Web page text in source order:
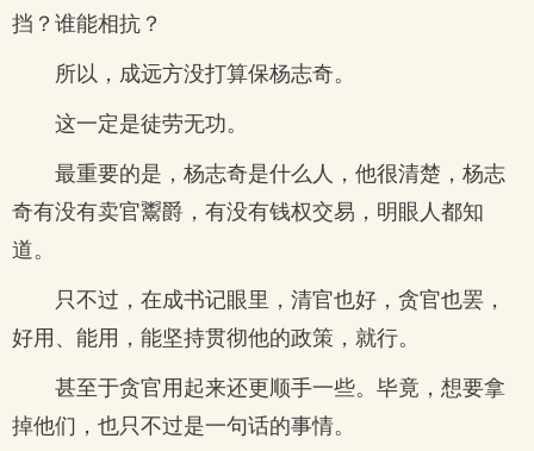
挡？谁能相抗？
所以，成远方没打算保杨志奇。
这一定是徒劳无功。
最重要的是，杨志奇是什么人，他很清楚，杨志
奇有没有卖官鬻爵，有没有钱权交易，明眼人都知
道。
只不过，在成书记眼里，清官也好，贪官也罢，
好用、能用，能坚持贯彻他的政策，就行。
甚至于贪官用起来还更顺手一些。毕竟，想要拿
掉他们，也只不过是一句话的事情。